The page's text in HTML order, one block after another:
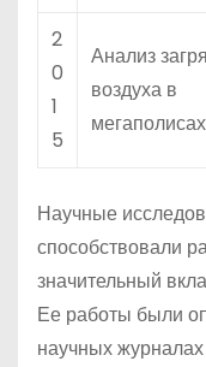
2
0
1
5
Анализ
воздуха в
мегаполисах
Научные
способствовали
значительный
Ее работы были
научных